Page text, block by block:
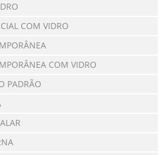
COM VIDRO
COM VIDRO
PADRÃO